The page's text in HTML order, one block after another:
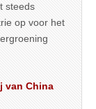
steeds
op voor het
van China